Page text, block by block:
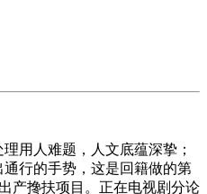
用人难题，人文底蕴深挚；
行的手势，这是回籍做的第
产搀扶项目。正在电视剧分论